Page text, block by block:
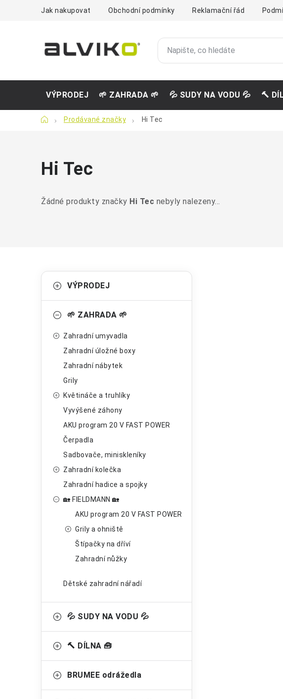
Jak nakupovat Obchodní podmínky Reklamační řád
VÝPRODEJ 🌱 ZAHRADA 🌱 💦 SUDY NA VODU 💦 🔨
DomůProdávané značky Hi Tec
Hi Tec
Žádné produkty značky Hi Tec nebyly nalezeny...
P
o
Přeskočit
kategorie
K
VÝPRODEJ
🌱 ZAHRADA 🌱
Zahradní umyvadla
Zahradní úložné boxy
Zahradní nábytek
Grily
Květináče a truhlíky
Vyvýšené záhony
AKU program 20 V FAST POWER
Čerpadla
Sadbovače, miniskleníky
Zahradní kolečka
Zahradní hadice a spojky
🏡 FIELDMANN 🏡
AKU program 20 V FAST POWER
Grily a ohniště
Štípačky na dříví
Zahradní nůžky
Dětské zahradní nářadí
💦 SUDY NA VODU 💦
🔨 DÍLNA 🧰
BRUMEE odrážedla